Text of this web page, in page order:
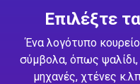
Επιλέξτε
Ένα λογότυπο
σύμβολα, όπως ψαλίδι,
μηχανές, χτένες